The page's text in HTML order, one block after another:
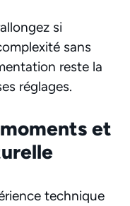
si
sans
reste la
réglages.
et
technique